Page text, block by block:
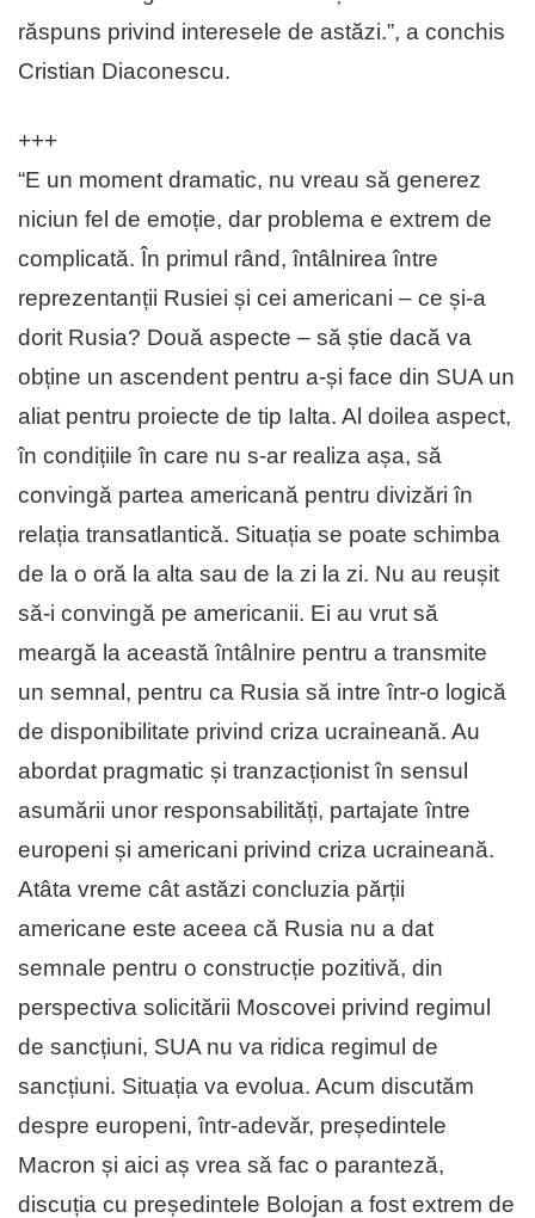
răspuns privind interesele de astăzi.”, a conchis
Cristian Diaconescu.
+++
“E un moment dramatic, nu vreau să generez
niciun fel de emoție, dar problema e extrem de
complicată. În primul rând, întâlnirea între
reprezentanții Rusiei și cei americani – ce și-a
dorit Rusia? Două aspecte – să știe dacă va
obține un ascendent pentru a-și face din SUA un
aliat pentru proiecte de tip Ialta. Al doilea aspect,
în condițiile în care nu s-ar realiza așa, să
convingă partea americană pentru divizări în
relația transatlantică. Situația se poate schimba
de la o oră la alta sau de la zi la zi. Nu au reușit
să-i convingă pe americanii. Ei au vrut să
meargă la această întâlnire pentru a transmite
un semnal, pentru ca Rusia să intre într-o logică
de disponibilitate privind criza ucraineană. Au
abordat pragmatic și tranzacționist în sensul
asumării unor responsabilități, partajate între
europeni și americani privind criza ucraineană.
Atâta vreme cât astăzi concluzia părții
americane este aceea că Rusia nu a dat
semnale pentru o construcție pozitivă, din
perspectiva solicitării Moscovei privind regimul
de sancțiuni, SUA nu va ridica regimul de
sancțiuni. Situația va evolua. Acum discutăm
despre europeni, într-adevăr, președintele
Macron și aici aș vrea să fac o paranteză,
discuția cu președintele Bolojan a fost extrem de